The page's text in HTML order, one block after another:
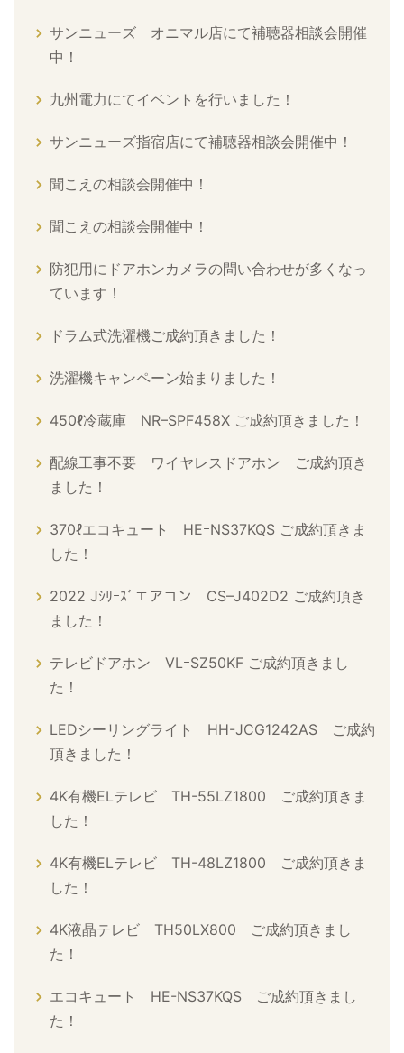
サンニューズ オニマル店にて補聴器相談会開催
中！
九州電力にてイベントを行いました！
サンニューズ指宿店にて補聴器相談会開催中！
聞こえの相談会開催中！
聞こえの相談会開催中！
防犯用にドアホンカメラの問い合わせが多くなっ
ています！
ドラム式洗濯機ご成約頂きました！
洗濯機キャンペーン始まりました！
450ℓ冷蔵庫 NR–SPF458X ご成約頂きました！
配線工事不要 ワイヤレスドアホン ご成約頂き
ました！
370ℓエコキュート HEｰNS37KQS ご成約頂きま
した！
2022 Jｼﾘｰｽﾞエアコン CS–J402D2 ご成約頂き
ました！
テレビドアホン VLｰSZ50KF ご成約頂きまし
た！
LEDシーリングライト HH-JCG1242AS ご成約
頂きました！
4K有機ELテレビ TH-55LZ1800 ご成約頂きま
した！
4K有機ELテレビ TH-48LZ1800 ご成約頂きま
した！
4K液晶テレビ TH50LX800 ご成約頂きまし
た！
エコキュート HE-NS37KQS ご成約頂きまし
た！